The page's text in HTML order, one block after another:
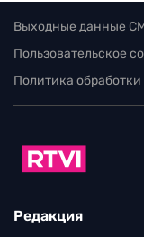
Выходные данные
Пользовательское
Политика
Редакция